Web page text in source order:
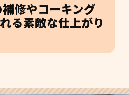
修やコーキング
る素敵な仕上がり